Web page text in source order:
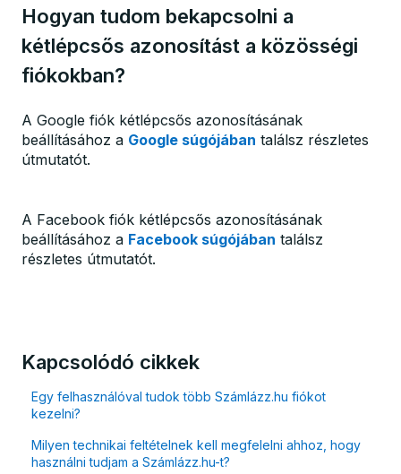
Hogyan tudom bekapcsolni a
kétlépcsős azonosítást a közösségi
fiókokban?
A Google fiók kétlépcsős azonosításának
beállításához a Google súgójában találsz részletes
útmutatót.
A Facebook fiók kétlépcsős azonosításának
beállításához a Facebook súgójában találsz
részletes útmutatót.
Kapcsolódó cikkek
Egy felhasználóval tudok több Számlázz.hu fiókot
kezelni?
Milyen technikai feltételnek kell megfelelni ahhoz, hogy
használni tudjam a Számlázz.hu-t?